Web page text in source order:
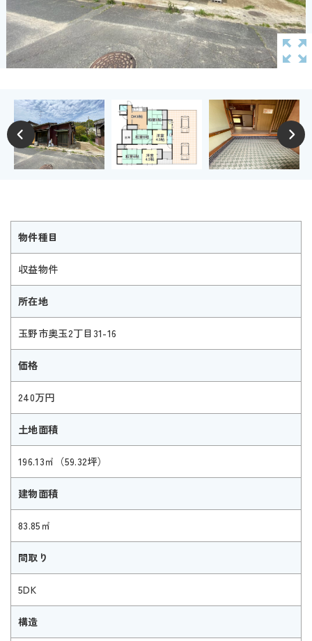
物件種目
収益物件
所在地
玉野市奥玉2丁目31-16
価格
240万円
土地面積
196.13㎡（59.32坪）
建物面積
83.85㎡
間取り
5DK
構造